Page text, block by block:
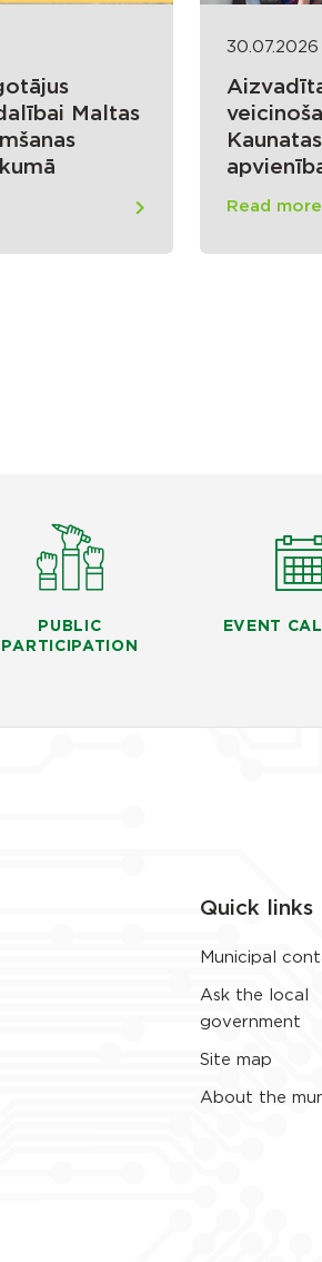
Maltas
30.07.2026
Read more
PUBLIC
PARTICIPATION
EVENT
Quick links
Municipal
Ask the local
government
Site map
About the